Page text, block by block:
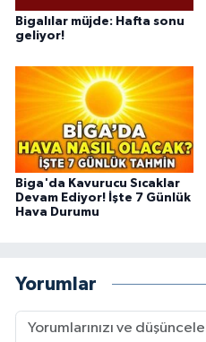
Bigalılar müjde: Hafta sonu
geliyor!
Biga'da Kavurucu Sıcaklar
Devam Ediyor! İşte 7 Günlük
Hava Durumu
Yorumlar